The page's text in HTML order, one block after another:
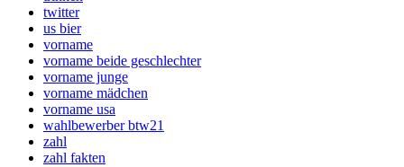
twitter
us bier
vorname
vorname beide geschlechter
vorname junge
vorname mädchen
vorname usa
wahlbewerber btw21
zahl
zahl fakten